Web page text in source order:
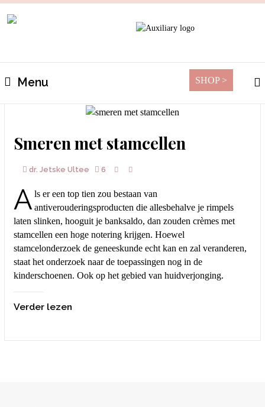
Menu SHOP >
Smeren met stamcellen
dr. Jetske Ultee 6
A ls er een top tien zou bestaan van
antiverouderingsproducten die allesbehalve je rimpels
laten slinken, hooguit je banksaldo, dan zouden crèmes met
stamcellen een hoge notering krijgen. Hoewel
stamcelonderzoek de geneeskunde echt kan en zal veranderen,
staat het onderzoek naar de toepassingen nog in de
kinderschoenen. Ook op het gebied van huidverjonging.
Verder lezen